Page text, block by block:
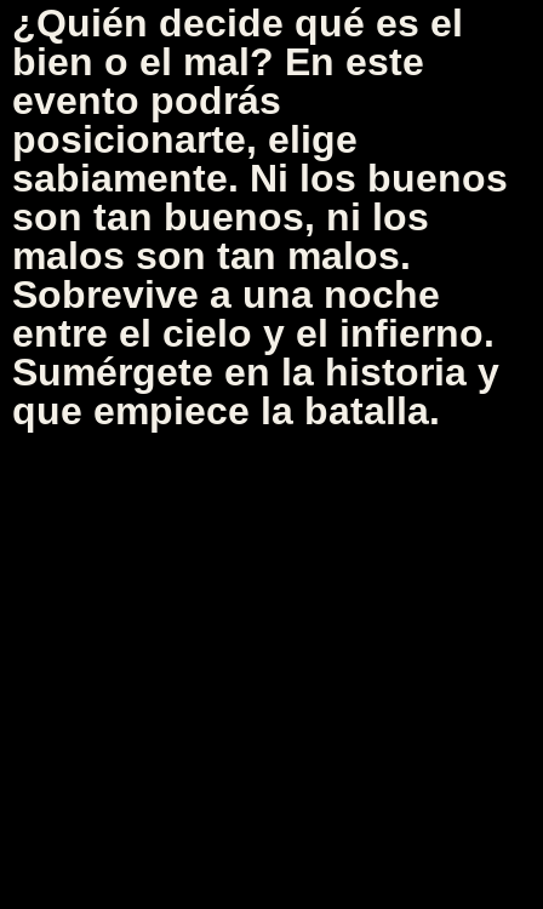
¿Quién decide qué es el
bien o el mal? En este
evento podrás
posicionarte, elige
sabiamente. Ni los buenos
son tan buenos, ni los
malos son tan malos.
Sobrevive a una noche
entre el cielo y el infierno.
Sumérgete en la historia y
que empiece la batalla.